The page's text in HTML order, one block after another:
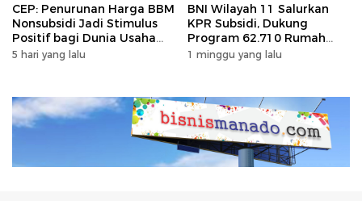
CEP: Penurunan Harga BBM
Nonsubsidi Jadi Stimulus
Positif bagi Dunia Usaha
dan Pertumbuhan Ekonomi
5 hari yang lalu
BNI Wilayah 11 Salurkan
KPR Subsidi, Dukung
Program 62.710 Rumah
Bersubsidi
1 minggu yang lalu